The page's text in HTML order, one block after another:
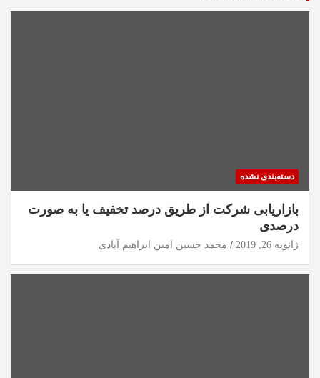
دسته‌بندی نشده
بازاریابی شرکت از طریق درصد تخفیف یا به صورت
درصدی
ژانویه 26, 2019 محمد حسین امین ابراهیم آبادی